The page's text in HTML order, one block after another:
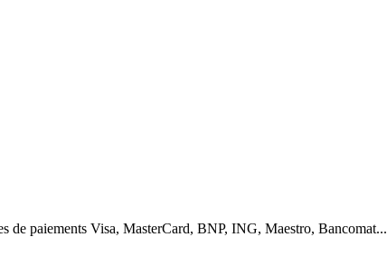
de paiements Visa, MasterCard, BNP, ING, Maestro, Bancomat...